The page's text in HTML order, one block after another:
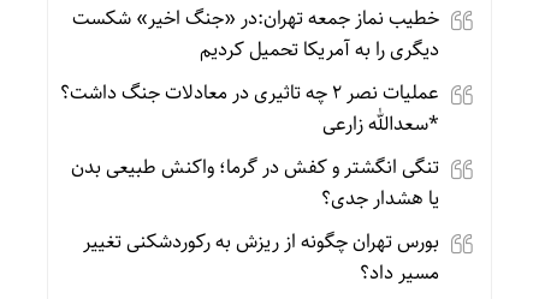
خطیب نماز جمعه تهران:در «جنگ اخیر» شکست
دیگری را به آمریکا تحمیل کردیم
عملیات نصر ۲ چه تاثیری در معادلات جنگ داشت؟
*سعدالله زارعی
تنگی انگشتر و کفش در گرما؛ واکنش طبیعی بدن
یا هشدار جدی؟
بورس تهران چگونه از ریزش به رکوردشکنی تغییر
مسیر داد؟